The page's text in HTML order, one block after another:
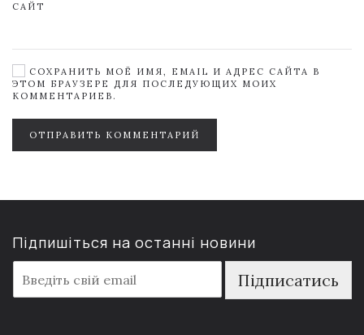
САЙТ
СОХРАНИТЬ МОЁ ИМЯ, EMAIL И АДРЕС САЙТА В
ЭТОМ БРАУЗЕРЕ ДЛЯ ПОСЛЕДУЮЩИХ МОИХ
КОММЕНТАРИЕВ.
ОТПРАВИТЬ КОММЕНТАРИЙ
Підпишіться на останні новини
m
a
Підписатись